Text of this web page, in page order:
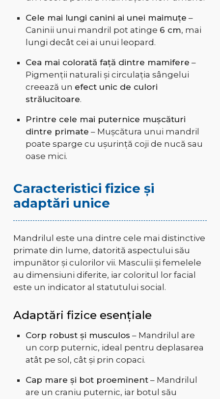
Cele mai lungi canini ai unei maimuțe –
Caninii unui mandril pot atinge 6 cm, mai
lungi decât cei ai unui leopard.
Cea mai colorată față dintre mamifere –
Pigmenții naturali și circulația sângelui
creează un efect unic de culori
strălucitoare.
Printre cele mai puternice mușcături
dintre primate – Mușcătura unui mandril
poate sparge cu ușurință coji de nucă sau
oase mici.
Caracteristici fizice și
adaptări unice
Mandrilul este una dintre cele mai distinctive
primate din lume, datorită aspectului său
impunător și culorilor vii. Masculii și femelele
au dimensiuni diferite, iar coloritul lor facial
este un indicator al statutului social.
Adaptări fizice esențiale
Corp robust și musculos – Mandrilul are
un corp puternic, ideal pentru deplasarea
atât pe sol, cât și prin copaci.
Cap mare și bot proeminent– Mandrilul
are un craniu puternic, iar botul său